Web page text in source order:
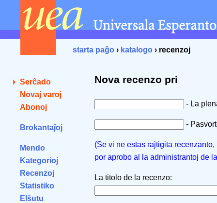
starta paĝo › katalogo › recenzoj
Serĉado
Novaj varoj
Abonoj
Brokantaĵoj
Mendo
Kategorioj
Recenzoj
Statistiko
Elŝutu
Nova recenzo pri
- La
-
(Se vi ne estas rajtigita
por aprobo al la administrantoj de
La titolo de la recenzo: